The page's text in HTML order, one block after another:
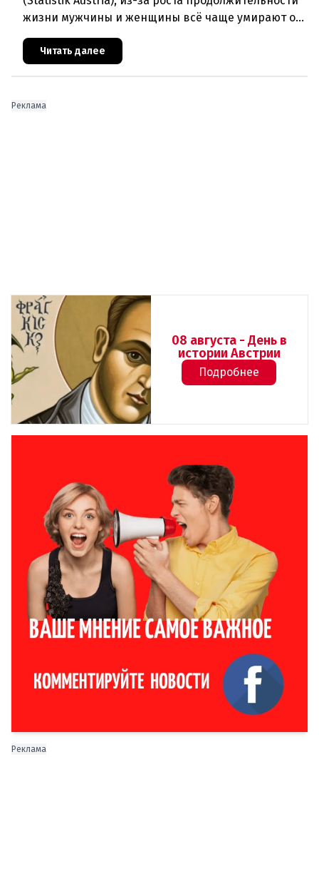
жизни мужчины и женщины всё чаще умирают от
Австрии скончались
Читать далее
Реклама
08 августа - День в
истории Австрии
Подробнее
Реклама